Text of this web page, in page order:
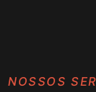
NOSSOS